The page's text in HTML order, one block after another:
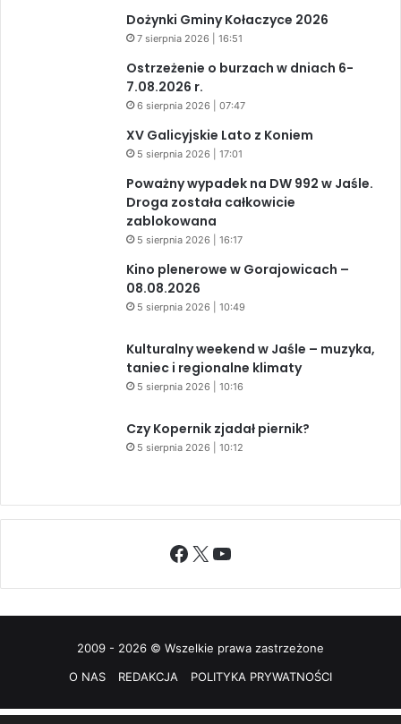
Dożynki Gminy Kołaczyce 2026
7 sierpnia 2026 | 16:51
Ostrzeżenie o burzach w dniach 6-
7.08.2026 r.
6 sierpnia 2026 | 07:47
XV Galicyjskie Lato z Koniem
5 sierpnia 2026 | 17:01
Poważny wypadek na DW 992 w Jaśle.
Droga została całkowicie
zablokowana
5 sierpnia 2026 | 16:17
Kino plenerowe w Gorajowicach –
08.08.2026
5 sierpnia 2026 | 10:49
Kulturalny weekend w Jaśle – muzyka,
taniec i regionalne klimaty
5 sierpnia 2026 | 10:16
Czy Kopernik zjadał piernik?
5 sierpnia 2026 | 10:12
Facebook
X YouTube
2009 - 2026 © Wszelkie prawa zastrzeżone
O NAS
REDAKCJA POLITYKA PRYWATNOŚCI